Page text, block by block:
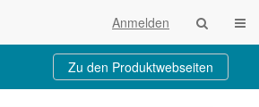
Anmelden
Zu den Produktwebseiten